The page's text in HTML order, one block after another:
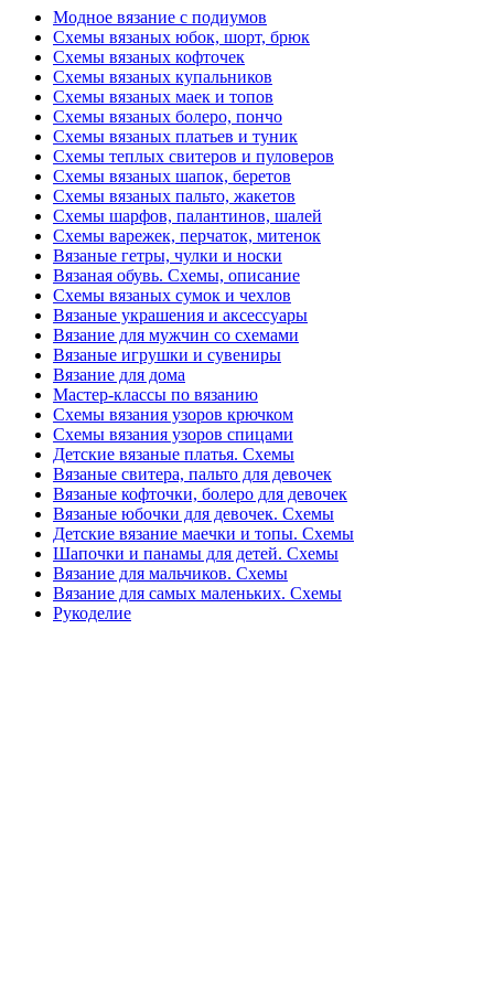
Модное вязание с подиумов
Схемы вязаных юбок, шорт, брюк
Схемы вязаных кофточек
Схемы вязаных купальников
Схемы вязаных маек и топов
Схемы вязаных болеро, пончо
Схемы вязаных платьев и туник
Схемы теплых свитеров и пуловеров
Схемы вязаных шапок, беретов
Схемы вязаных пальто, жакетов
Схемы шарфов, палантинов, шалей
Схемы варежек, перчаток, митенок
Вязаные гетры, чулки и носки
Вязаная обувь. Схемы, описание
Схемы вязаных сумок и чехлов
Вязаные украшения и аксессуары
Вязание для мужчин со схемами
Вязаные игрушки и сувениры
Вязание для дома
Мастер-классы по вязанию
Схемы вязания узоров крючком
Схемы вязания узоров спицами
Детские вязаные платья. Схемы
Вязаные свитера, пальто для девочек
Вязаные кофточки, болеро для девочек
Вязаные юбочки для девочек. Схемы
Детские вязание маечки и топы. Схемы
Шапочки и панамы для детей. Схемы
Вязание для мальчиков. Схемы
Вязание для самых маленьких. Схемы
Рукоделие